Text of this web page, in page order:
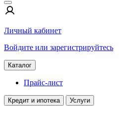
Личный кабинет
Войдите или зарегистрируйтесь
Каталог
Прайс-лист
Кредит и ипотека Услуги